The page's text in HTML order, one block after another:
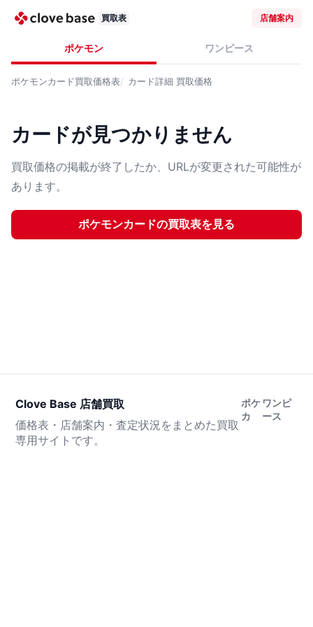
買取表 店舗案内
ポケモン ワンピース
ポケモンカード買取価格表 カード詳細 買取価格
カードが見つかりません
買取価格の掲載が終了したか、URLが変更された可能性が
あります。
ポケモンカードの買取表を見る
Clove Base 店舗買取
価格表・店舗案内・査定状況をまとめた買取
専用サイトです。
ポケ
カ
ワンピ
ース